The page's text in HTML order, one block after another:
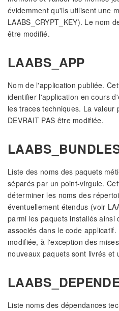
évidemment qu'ils utilisent une
LAABS_CRYPT_KEY). Le nom
être modifié.
LAABS_APP
Nom de l'application publiée.
identifier l'application en cours
les traces techniques. La valeur
DEVRAIT PAS être modifiée.
Liste des noms des paquets
séparés par un point-virgule.
déterminer les noms des
éventuellement étendus (voir
parmi les paquets installés ainsi
associés dans le code applicatif.
modifiée, à l'exception des
nouveaux paquets sont livrés et
Liste noms des dépendances